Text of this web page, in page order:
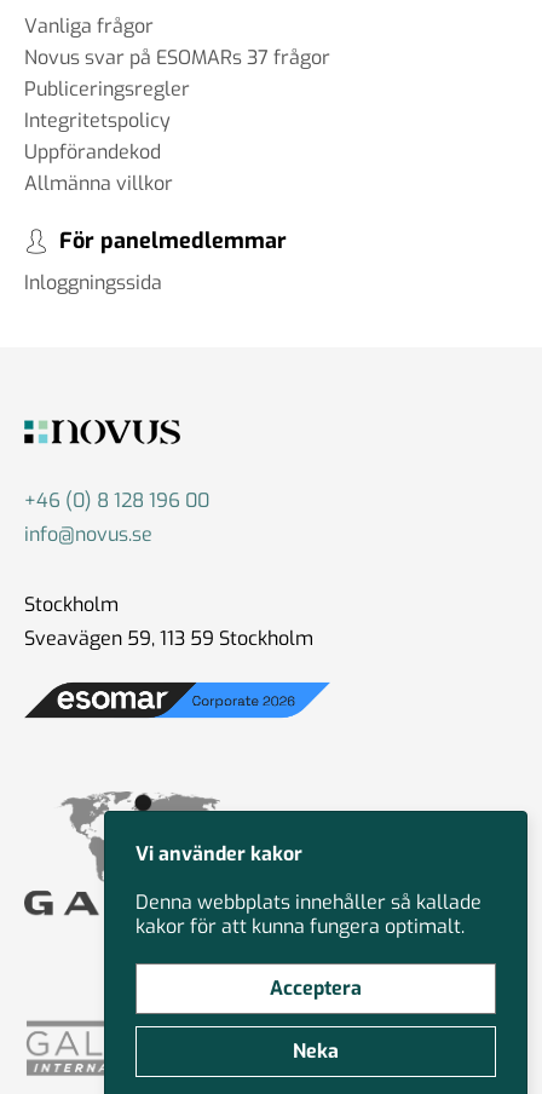
Vanliga frågor
Novus svar på ESOMARs 37 frågor
Publiceringsregler
Integritetspolicy
Uppförandekod
Allmänna villkor
För panelmedlemmar
Inloggningssida
+46 (0) 8 128 196 00
info@novus.se
Stockholm
Sveavägen 59, 113 59 Stockholm
Vi använder kakor
Denna webbplats innehåller så kallade
kakor för att kunna fungera optimalt.
Acceptera
Neka